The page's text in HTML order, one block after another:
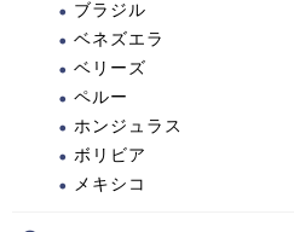
ブラジル
ベネズエラ
ベリーズ
ペルー
ホンジュラス
ボリビア
メキシコ